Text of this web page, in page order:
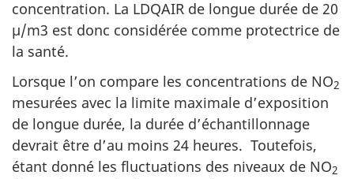
concentration. La LDQAIR de longue durée de 20
µ/m3 est donc considérée comme protectrice de
la santé.
Lorsque l’on compare les concentrations de NO2
mesurées avec la limite maximale d’exposition
de longue durée, la durée d’échantillonnage
devrait être d’au moins 24 heures. Toutefois,
étant donné les fluctuations des niveaux de NO2